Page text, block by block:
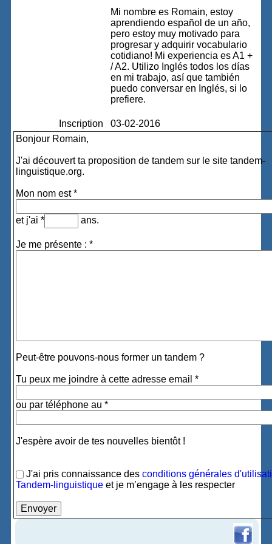
Mi nombre es Romain, estoy
aprendiendo español de un año,
pero estoy muy motivado para
progresar y adquirir vocabulario
cotidiano! Mi experiencia es A1 +
/ A2. Utilizo Inglés todos los días
en mi trabajo, así que también
puedo conversar en Inglés, si lo
prefiere.
Inscription
03-02-2016
Bonjour Romain,
J'ai découvert ta proposition de tandem sur le site tandem-
linguistique.org.
Mon nom est *
et j'ai * ans.
Je me présente : *
Peut-être pouvons-nous former un tandem ?
Tu peux me joindre à cette adresse email *
ou par téléphone au *
J'espère avoir de tes nouvelles bientôt !
J'ai pris connaissance desconditions générales
Tandem-linguistique et je m’engage à les respecter